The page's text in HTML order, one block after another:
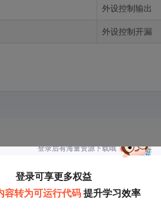
外设控制输出
外设控制开漏